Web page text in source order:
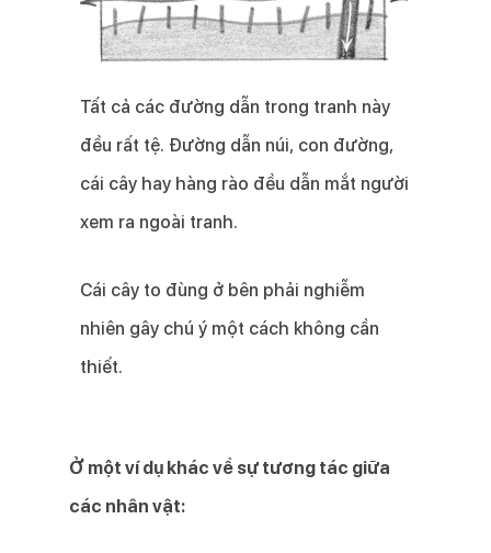
Tất cả các đường dẫn trong tranh này
đều rất tệ. Đường dẫn núi, con đường,
cái cây hay hàng rào đều dẫn mắt người
xem ra ngoài tranh.
Cái cây to đùng ở bên phải nghiễm
nhiên gây chú ý một cách không cần
thiết.
Ở một ví dụ khác về sự tương tác giữa
các nhân vật: